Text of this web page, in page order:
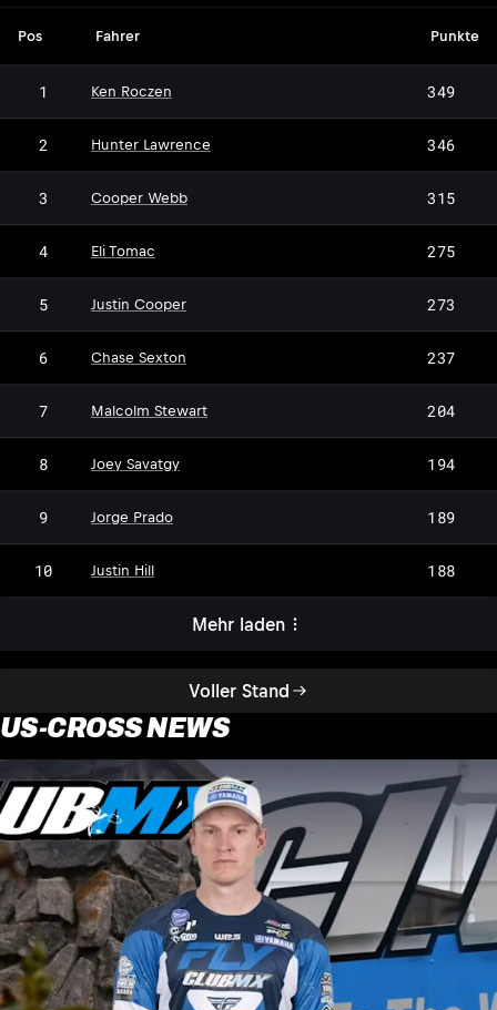
Voller Stand
Pos Fahrer Punkte
1 Ken Roczen 349
2 Hunter Lawrence 346
3 Cooper Webb 315
4 Eli Tomac 275
5 Justin Cooper 273
6 Chase Sexton 237
7 Malcolm Stewart 204
8 Joey Savatgy 194
9 Jorge Prado 189
10 Justin Hill 188
Mehr laden
US-CROSS NEWS